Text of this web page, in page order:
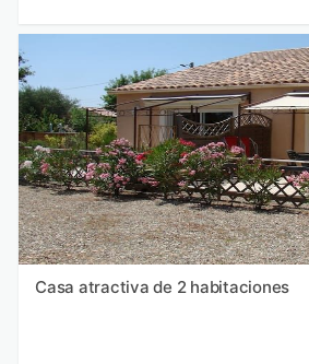
Casa atractiva de 2 habitaciones